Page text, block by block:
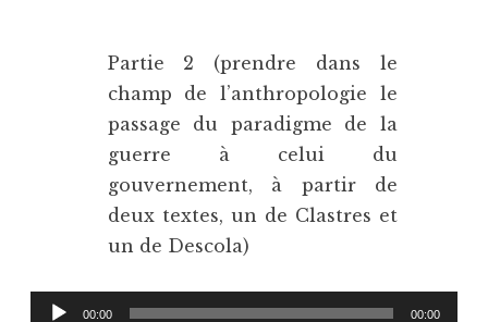
Partie 2 (prendre dans le
champ de l’anthropologie le
passage du paradigme de la
guerre à celui du
gouvernement, à partir de
deux textes, un de Clastres et
un de Descola)
Lecteur
00:00 00:00